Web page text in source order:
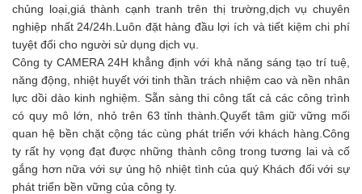
chủng loại,giá thành cạnh tranh trên thị trường,dịch vụ chuyên
nghiệp nhất 24/24h.Luôn đặt hàng đầu lợi ích và tiết kiệm chi phí
tuyệt đối cho người sử dụng dịch vụ.
Công ty CAMERA 24H khẳng định với khả năng sáng tạo trí tuệ,
năng động, nhiệt huyết với tinh thần trách nhiệm cao và nền nhân
lực dồi dào kinh nghiệm. Sẵn sàng thi công tất cả các công trình
có quy mô lớn, nhỏ trên 63 tỉnh thành.Quyết tâm giữ vững mối
quan hệ bền chặt cộng tác cùng phát triển với khách hàng.Công
ty rất hy vọng đạt được những thành công trong tương lai và cố
gắng hơn nữa với sự ủng hộ nhiệt tình của quý Khách đối với sự
phát triển bền vững của công ty.